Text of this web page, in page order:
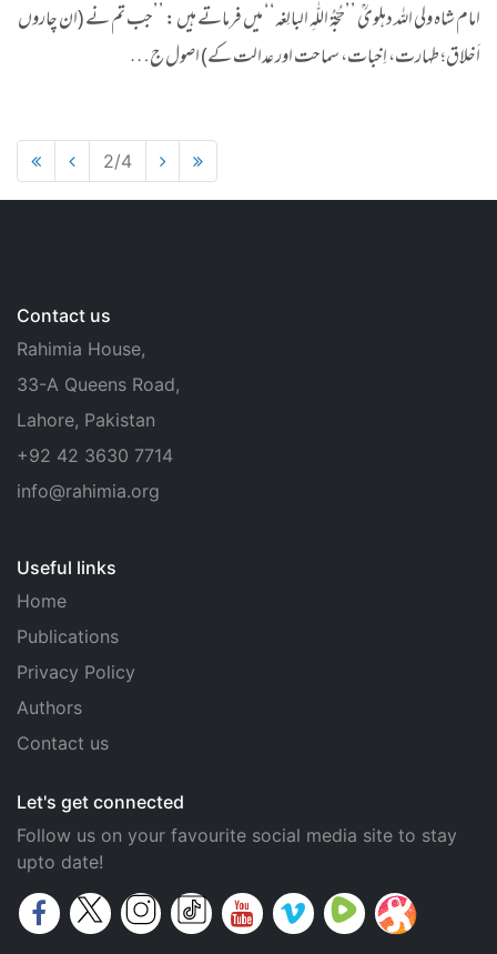
امام شاہ ولی اللہ دہلویؒ ’’حُجّۃُ اللّٰہِ البالِغہ‘‘ میں فرماتے ہیں : ’’جب تم نے (ان چاروں
اَخلاق؛ طہارت، اِخبات، سماحت اور عدالت کے) اصول ج…
2/4
Contact us
Rahimia House,
33-A Queens Road,
Lahore, Pakistan
+92 42 3630 7714
info@rahimia.org
Useful links
Home
Publications
Privacy Policy
Authors
Contact us
Let's get connected
Follow us on your favourite social media site to stay
upto date!